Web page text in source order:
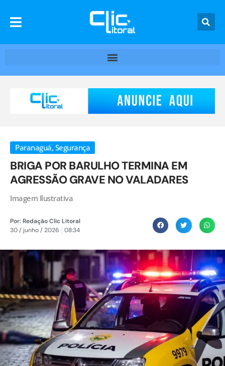
Paranaguá, Segurança
BRIGA POR BARULHO TERMINA EM
AGRESSÃO GRAVE NO VALADARES
Imagem Ilustrativa
Por:Redação Clic Litoral
30 / junho / 2026
08:34